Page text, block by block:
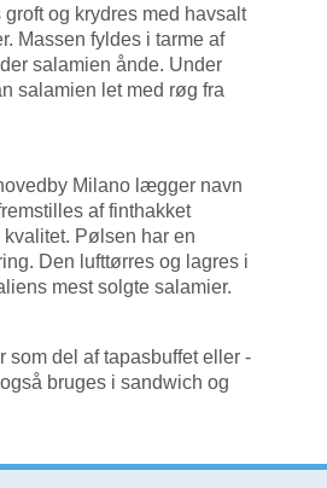
og krydres med havsalt
Massen fyldes i tarme af
salamien ånde. Under
salamien let med røg fra
Milano lægger navn
af finthakket
Pølsen har en
Den lufttørres og lagres i
mest solgte salamier.
del af tapasbuffet eller -
bruges i sandwich og